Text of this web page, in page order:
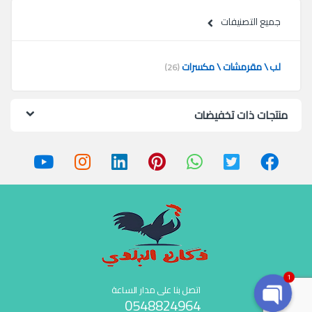
جميع التصنيفات
لب \ مقرمشات \ مكسرات(26)
منتجات ذات تخفيضات
اتصل بنا على مدار الساعة
0548824964
1